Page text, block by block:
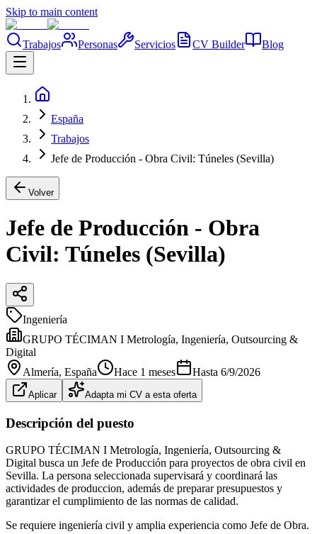
Skip to main content
Trabajos Personas Servicios CV Builder Blog
España
Trabajos
Jefe de Producción - Obra Civil: Túneles (Sevilla)
Volver
Jefe de Producción - Obra
Civil: Túneles (Sevilla)
Ingeniería
GRUPO TÉCIMAN I Metrología, Ingeniería, Outsourcing &
Digital
Almería, España Hace 1 meses Hasta 6/9/2026
Aplicar Adapta mi CV a esta oferta
Descripción del puesto
GRUPO TÉCIMAN I Metrología, Ingeniería, Outsourcing &
Digital busca un Jefe de Producción para proyectos de obra civil en
Sevilla. La persona seleccionada supervisará y coordinará las
actividades de produccion, además de preparar presupuestos y
garantizar el cumplimiento de las normas de calidad.
Se requiere ingeniería civil y amplia experiencia como Jefe de Obra.